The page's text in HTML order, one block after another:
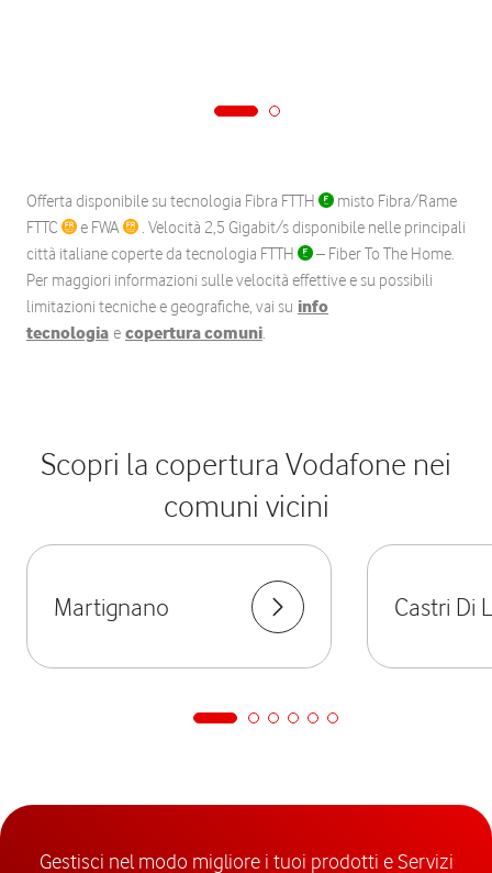
Offerta disponibile su tecnologia Fibra FTTH
misto Fibra/Rame
FTTC
e FWA
. Velocità 2,5 Gigabit/s disponibile nelle principali
città italiane coperte da tecnologia FTTH
– Fiber To The Home.
Per maggiori informazioni sulle velocità effettive e su possibili
limitazioni tecniche e geografiche, vai su info
tecnologia e copertura comuni.
Scopri la copertura Vodafone nei
comuni vicini
Martignano Castri Di
Gestisci nel modo migliore i tuoi prodotti e Servizi